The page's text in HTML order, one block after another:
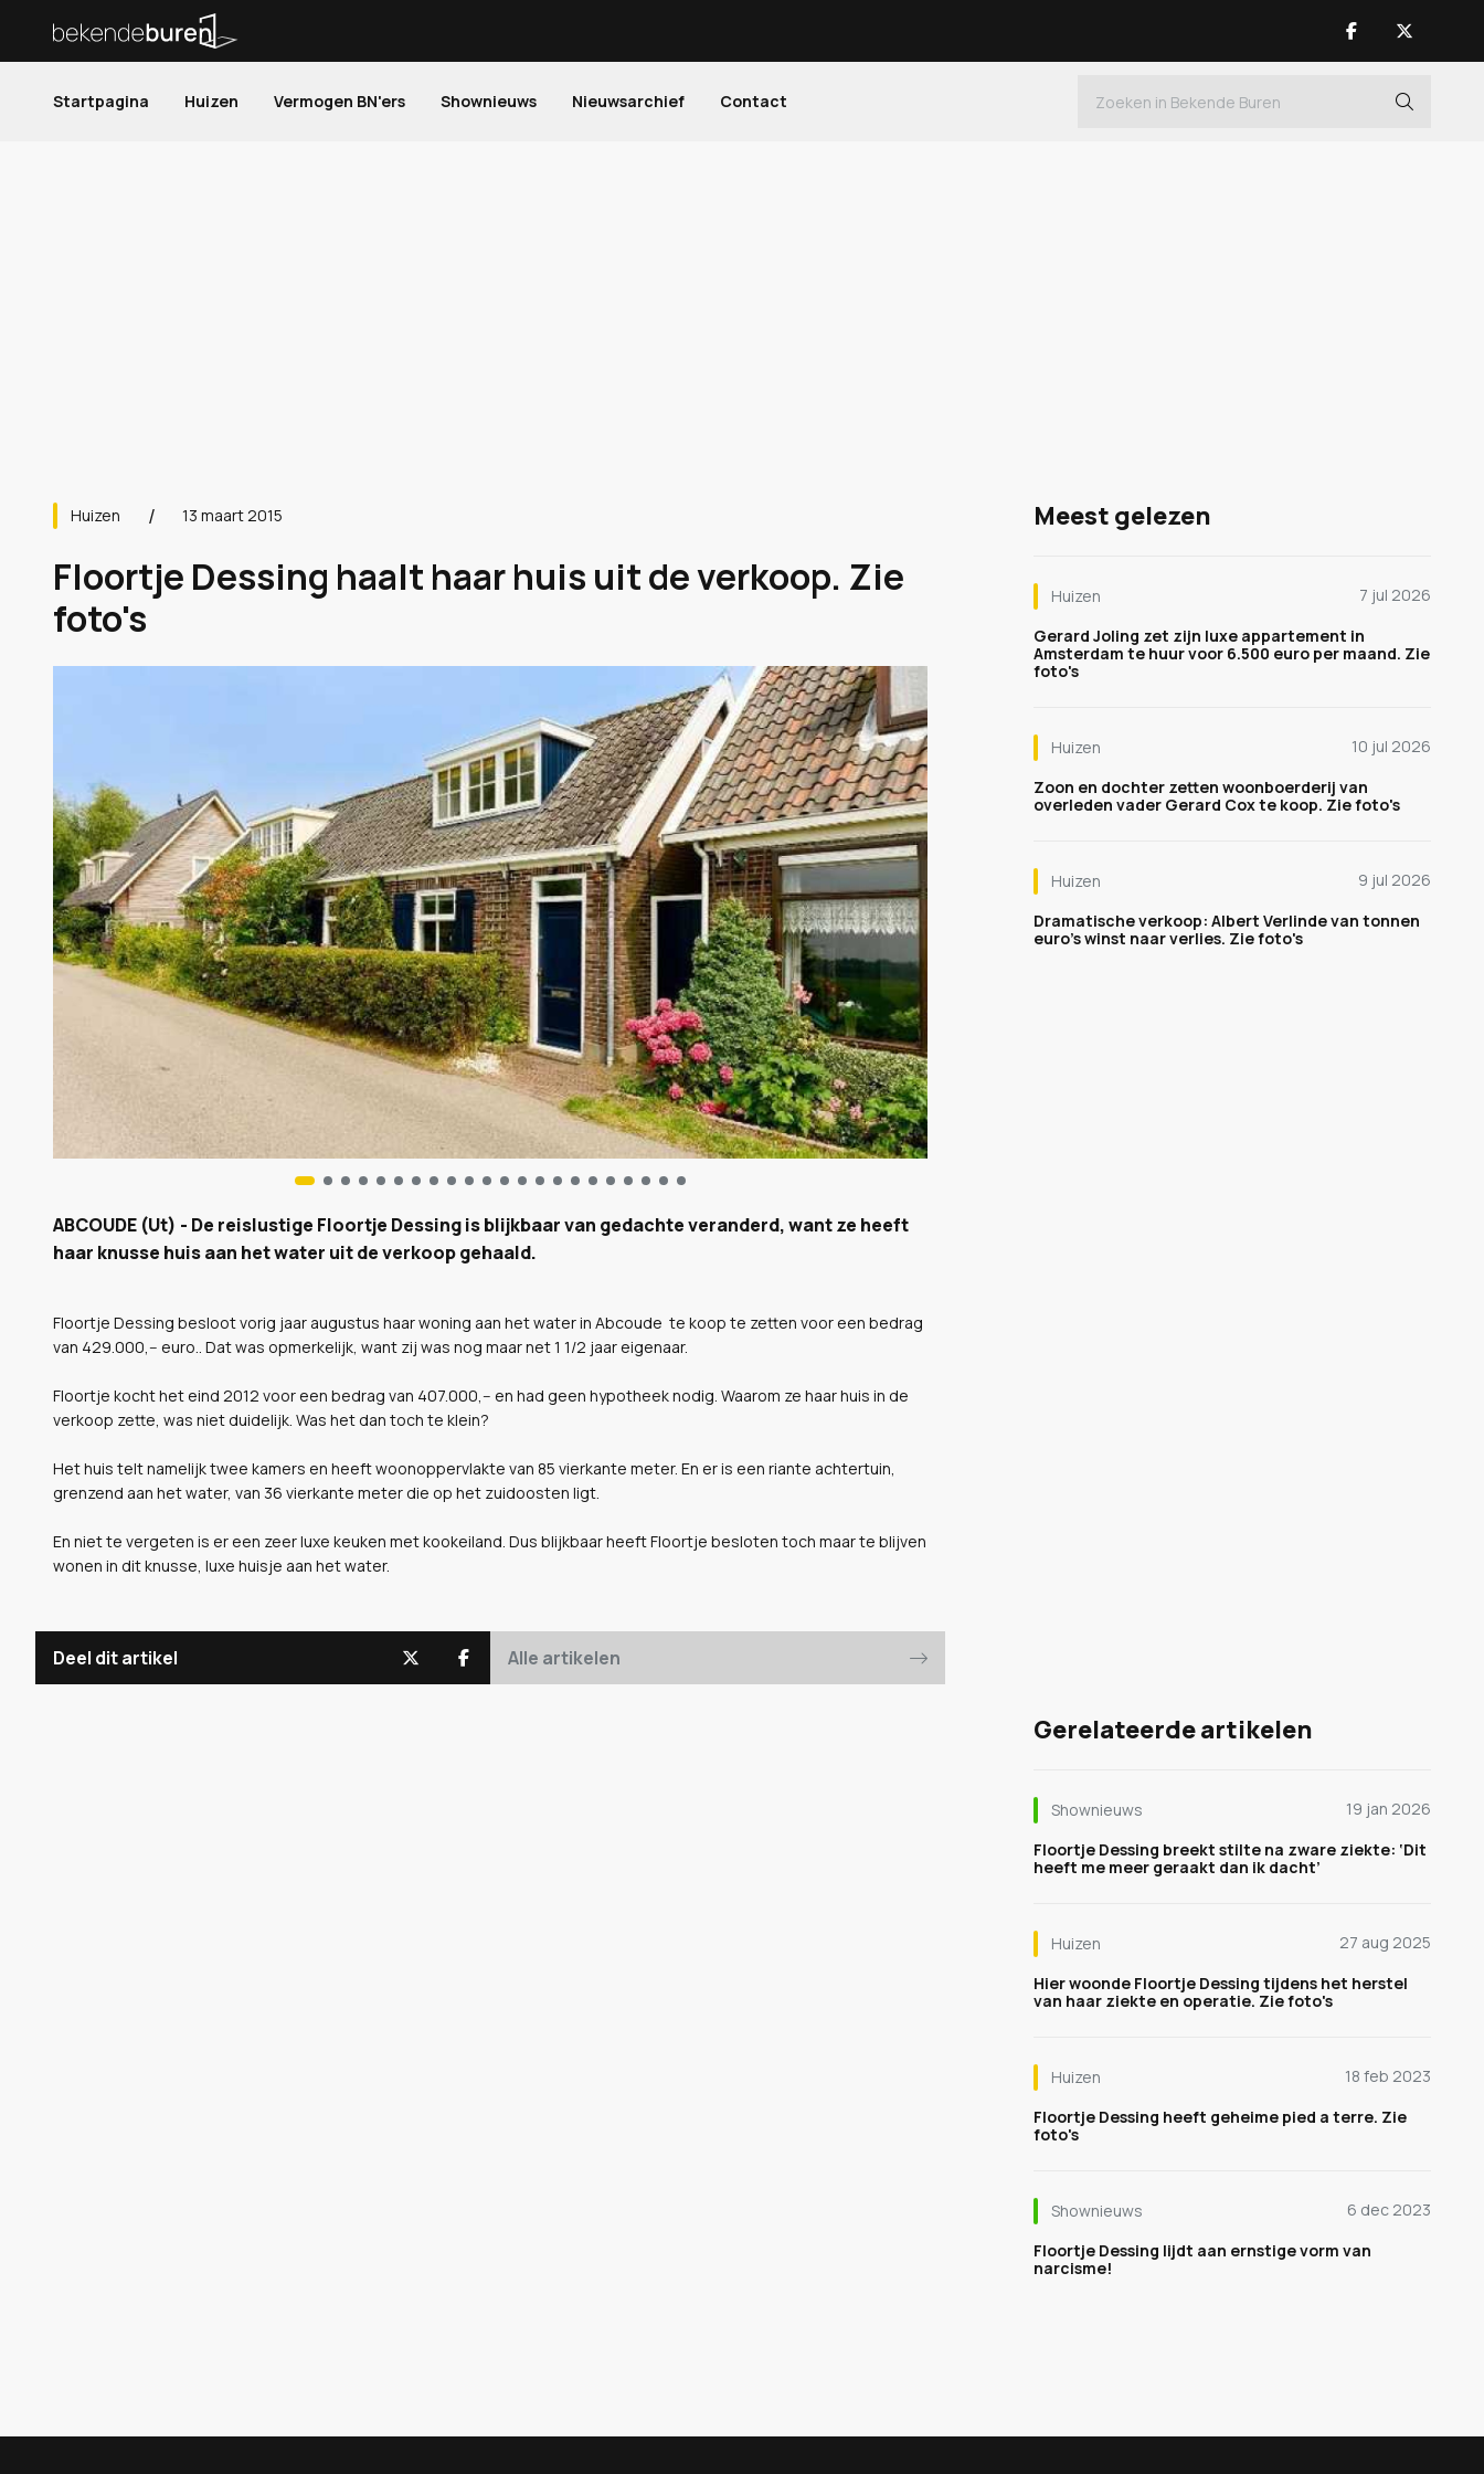
Startpagina Huizen Vermogen BN'ers Shownieuws Nieuwsarchief Contact
Huizen 13 maart 2015
Floortje Dessing haalt haar huis uit de verkoop. Zie
foto's
ABCOUDE (Ut) - De reislustige Floortje Dessing is blijkbaar van gedachte veranderd, want ze heeft
haar knusse huis aan het water uit de verkoop gehaald.
Floortje Dessing besloot vorig jaar augustus haar woning aan het water in Abcoude te koop te zetten voor een bedrag
van 429.000,-- euro.. Dat was opmerkelijk, want zij was nog maar net 1 1/2 jaar eigenaar.
Floortje kocht het eind 2012 voor een bedrag van 407.000,-- en had geen hypotheek nodig. Waarom ze haar huis in de
verkoop zette, was niet duidelijk. Was het dan toch te klein?
Het huis telt namelijk twee kamers en heeft woonoppervlakte van 85 vierkante meter. En er is een riante achtertuin,
grenzend aan het water, van 36 vierkante meter die op het zuidoosten ligt.
En niet te vergeten is er een zeer luxe keuken met kookeiland. Dus blijkbaar heeft Floortje besloten toch maar te blijven
wonen in dit knusse, luxe huisje aan het water.
Deel dit artikel Alle artikelen
Meest gelezen
Huizen
7 jul 2026
Gerard Joling zet zijn luxe appartement in
Amsterdam te huur voor 6.500 euro per maand. Zie
foto's
Huizen
10 jul 2026
Zoon en dochter zetten woonboerderij van
overleden vader Gerard Cox te koop. Zie foto's
Huizen
9 jul 2026
Dramatische verkoop: Albert Verlinde van tonnen
euro's winst naar verlies. Zie foto's
Gerelateerde artikelen
Shownieuws
19 jan 2026
Floortje Dessing breekt stilte na zware ziekte: ‘Dit
heeft me meer geraakt dan ik dacht’
Huizen
27 aug 2025
Hier woonde Floortje Dessing tijdens het herstel
van haar ziekte en operatie. Zie foto's
Huizen
18 feb 2023
Floortje Dessing heeft geheime pied a terre. Zie
foto's
Shownieuws
6 dec 2023
Floortje Dessing lijdt aan ernstige vorm van
narcisme!